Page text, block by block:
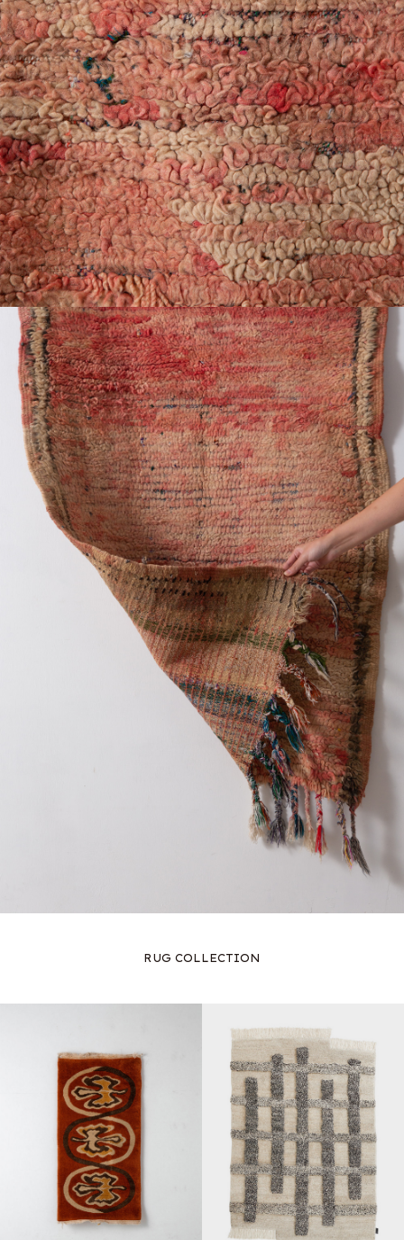
RUG COLLECTION